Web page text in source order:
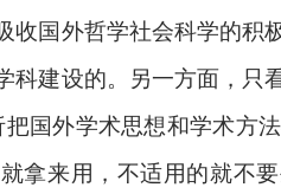
收国外哲学社会科学的
科建设的。另一方面，
国外学术思想和学术方
拿来用，不适用的就不